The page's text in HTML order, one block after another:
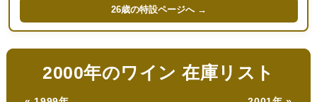
26歳の特設ページへ →
2000年のワイン 在庫リスト